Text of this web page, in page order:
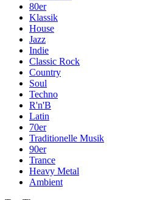
80er
Klassik
House
Jazz
Indie
Classic Rock
Country
Soul
Techno
R'n'B
Latin
70er
Traditionelle Musik
90er
Trance
Heavy Metal
Ambient